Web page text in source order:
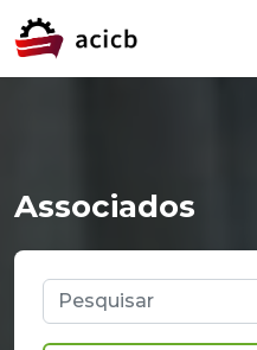
Associados